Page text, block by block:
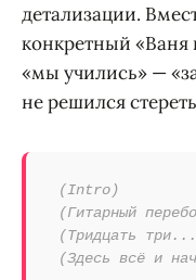
детализации.
конкретный «Ваня
«мы учились» —
не решился
(Intro)
(Гитарный
(Тридцать
(Здесь всё и